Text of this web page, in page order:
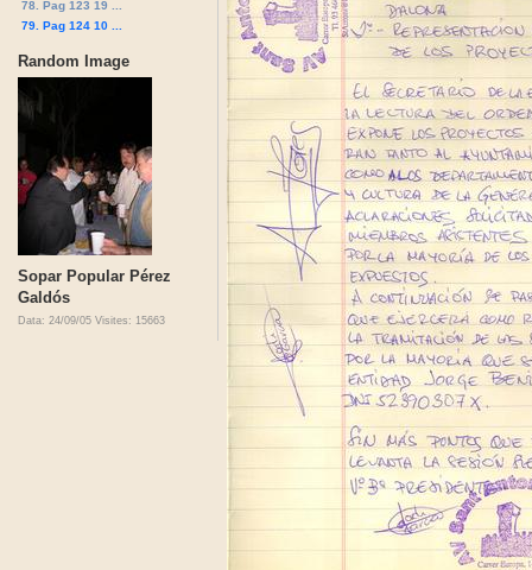
78. Pag 123 19 ...
79. Pag 124 10 ...
Random Image
Sopar Popular Pérez
Galdós
Data: 24/09/05 Visites: 15663